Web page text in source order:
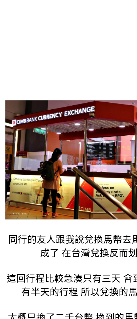
同行的友人跟我說兌換馬幣去
成了 在台灣兌換反而
這回行程比較急湊只有三天 會
有半天的行程 所以兌換的